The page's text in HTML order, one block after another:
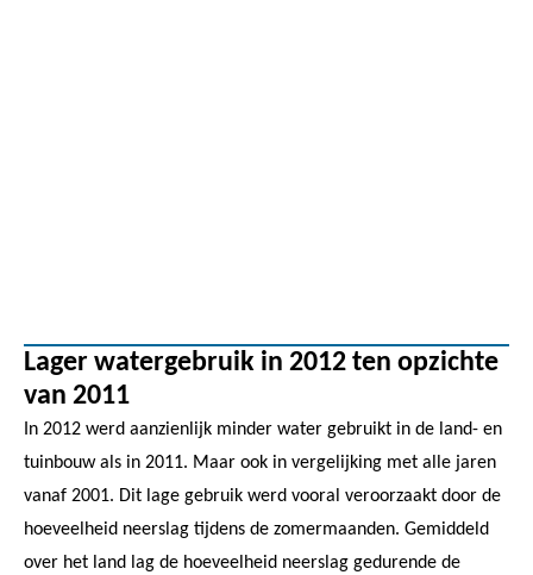
Lager watergebruik in 2012 ten opzichte
van 2011
In 2012 werd aanzienlijk minder water gebruikt in de land- en
tuinbouw als in 2011. Maar ook in vergelijking met alle jaren
vanaf 2001. Dit lage gebruik werd vooral veroorzaakt door de
hoeveelheid neerslag tijdens de zomermaanden. Gemiddeld
over het land lag de hoeveelheid neerslag gedurende de